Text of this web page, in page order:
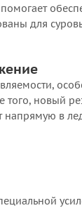
помогает
для
новый
в